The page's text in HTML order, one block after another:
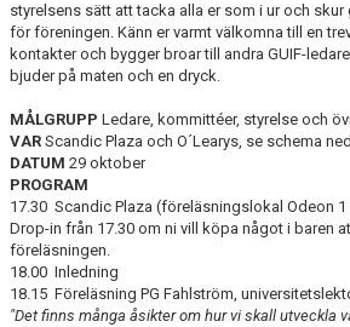
DOKUMENT
AVGIFTER
FRITIDSKORTET
MATERIALINKÖP
TOLK
NATTVANDRING
styrelsens sätt att tacka alla er som i ur och
för föreningen. Känn er varmt välkomna till en
kontakter och bygger broar till andra GUIF-
bjuder på maten och en dryck.
MÅLGRUPP Ledare, kommittéer, styrelse och
VAR Scandic Plaza och O´Learys, se schema
DATUM 29 oktober
PROGRAM
17.30 Scandic Plaza (föreläsningslokal Odeon 1
Drop-in från 17.30 om ni vill köpa något i baren
föreläsningen.
18.00 Inledning
18.15 Föreläsning PG Fahlström,
"Det finns många åsikter om hur vi skall utveckla